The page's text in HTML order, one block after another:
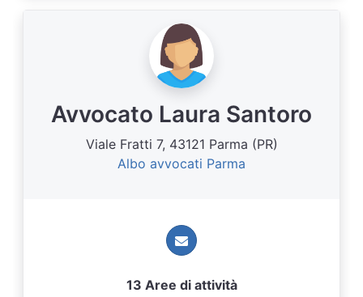
Avvocato Laura Santoro
Viale Fratti 7, 43121 Parma (PR)
Albo avvocati Parma
13 Aree di attività